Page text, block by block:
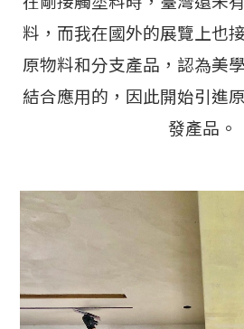
料，而我在國外的展覽上也
原物料和分支產品，認為美
結合應用的，因此開始引進
發產品。